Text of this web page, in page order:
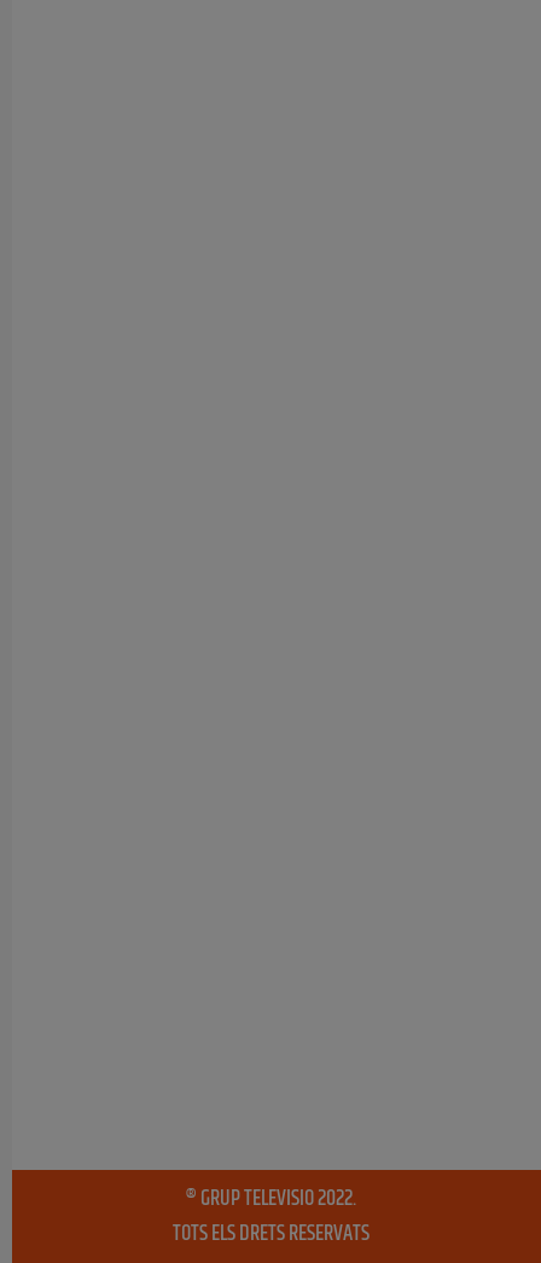
® GRUP TELEVISIO 2022.
TOTS ELS DRETS RESERVATS